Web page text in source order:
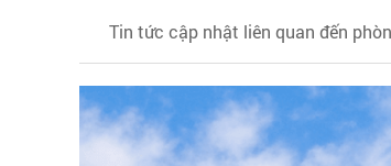
Tin tức cập nhật liên quan đến